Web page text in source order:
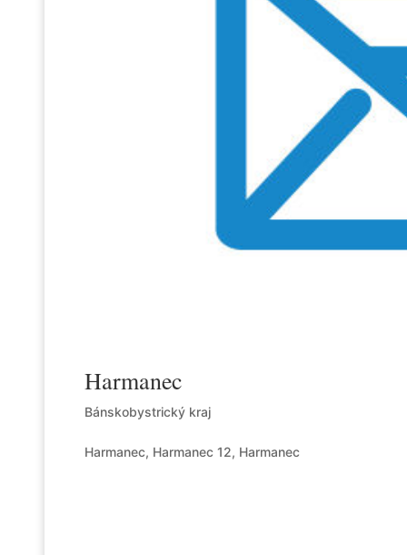
Harmanec
Bánskobystrický kraj
Harmanec, Harmanec 12, Harmanec